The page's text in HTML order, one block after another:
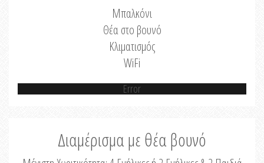
Μπαλκόνι
Θέα στο βουνό
Κλιματισμός
WiFi
Error
Διαμέρισμα με θέα βουνό